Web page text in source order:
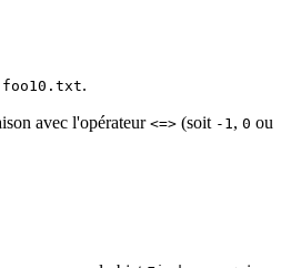
foo10.txt.
avec l'opérateur<=> (soit -1, 0 ou